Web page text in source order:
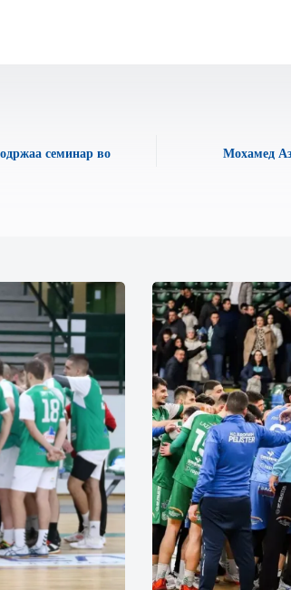
семинар во
Мохамед